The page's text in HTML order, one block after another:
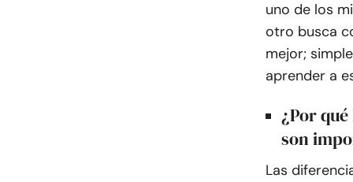
uno de los
otro busca
mejor;
aprender a
¿Por
son
Las